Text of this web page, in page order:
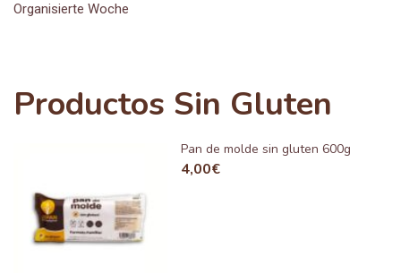
Organisierte Woche
Productos Sin Gluten
Pan de molde sin gluten 600g
4,00€